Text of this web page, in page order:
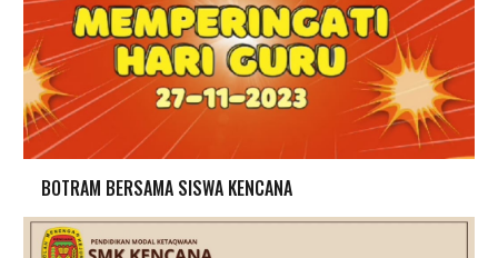
BOTRAM BERSAMA SISWA KENCANA